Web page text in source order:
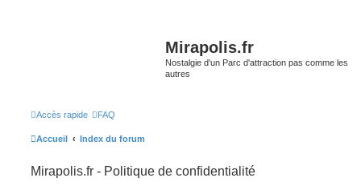
Mirapolis.fr
Nostalgie d'un Parc d'attraction pas comme les
autres
Accès rapide FAQ
Accueil Index du forum
Mirapolis.fr - Politique de confidentialité